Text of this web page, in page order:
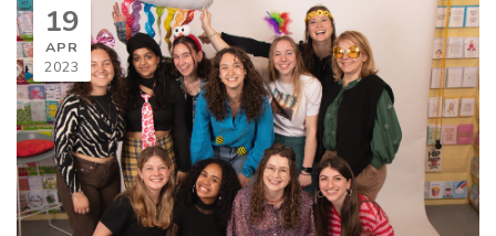
19
APR
2023